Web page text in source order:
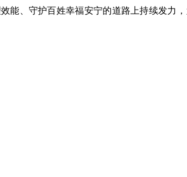
能、守护百姓幸福安宁的道路上持续发力